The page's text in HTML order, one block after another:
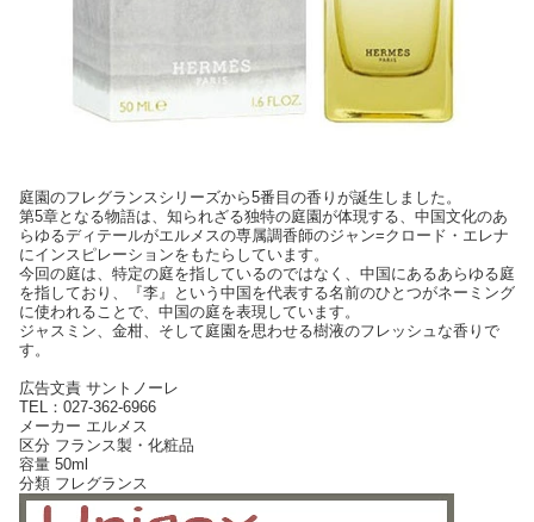
庭園のフレグランスシリーズから5番目の香りが誕生しました。
第5章となる物語は、知られざる独特の庭園が体現する、中国文化のあ
らゆるディテールがエルメスの専属調香師のジャン=クロード・エレナ
にインスピレーションをもたらしています。
今回の庭は、特定の庭を指しているのではなく、中国にあるあらゆる庭
を指しており、『李』という中国を代表する名前のひとつがネーミング
に使われることで、中国の庭を表現しています。
ジャスミン、金柑、そして庭園を思わせる樹液のフレッシュな香りで
す。
広告文責 サントノーレ
TEL：027-362-6966
メーカー エルメス
区分 フランス製・化粧品
容量 50ml
分類 フレグランス